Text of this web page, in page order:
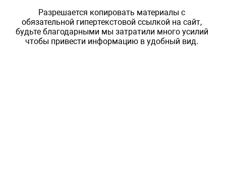
Разрешается копировать материалы с
обязательной гипертекстовой ссылкой на сайт,
будьте благодарными мы затратили много усилий
чтобы привести информацию в удобный вид.